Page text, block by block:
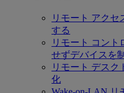
リモート アクセ
する
リモート コント
せずデバイスを
リモート デスク
化